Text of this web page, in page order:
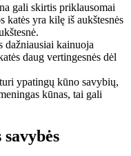
gali skirtis priklausomai
katės yra kilę iš aukštesnės
dažniausiai kainuoja
daug vertingesnės dėl
ypatingų kūno savybių,
kūnas, tai gali